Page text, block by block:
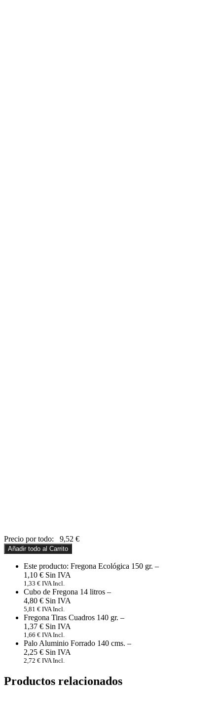
Precio por todo: 9,52 €
Añadir todo al Carrito
Este producto: Fregona Ecológica 150 gr. –
1,10 €
1,33 € IVA Incl.
Cubo de Fregona 14 litros –
4,80 €
5,81 € IVA Incl.
Fregona Tiras Cuadros 140 gr. –
1,37 €
1,66 € IVA Incl.
Palo Aluminio Forrado 140 cms. –
2,25 €
2,72 € IVA Incl.
Productos relacionados